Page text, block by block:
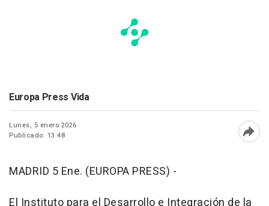
Europa Press Vida
Lunes, 5 enero 2026
Publicado: 13:48
MADRID 5 Ene. (EUROPA PRESS) -
El Instituto para el Desarrollo e Integración de la